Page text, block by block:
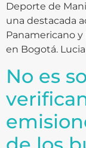
Deporte de
una destacada
Panamericano
en Bogotá.
No es